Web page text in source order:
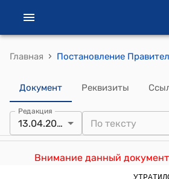
Главная ›
Документ Реквизиты
Редакция
13.04.2007
Внимание данный документ